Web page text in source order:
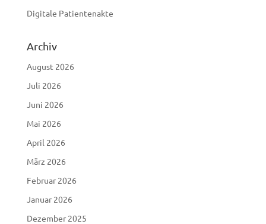
Digitale Patientenakte
Archiv
August 2026
Juli 2026
Juni 2026
Mai 2026
April 2026
März 2026
Februar 2026
Januar 2026
Dezember 2025